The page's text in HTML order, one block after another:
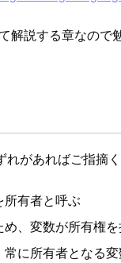
解説する章なので
があればご指摘く
所有者と呼ぶ
、変数が所有権
に所有者となる